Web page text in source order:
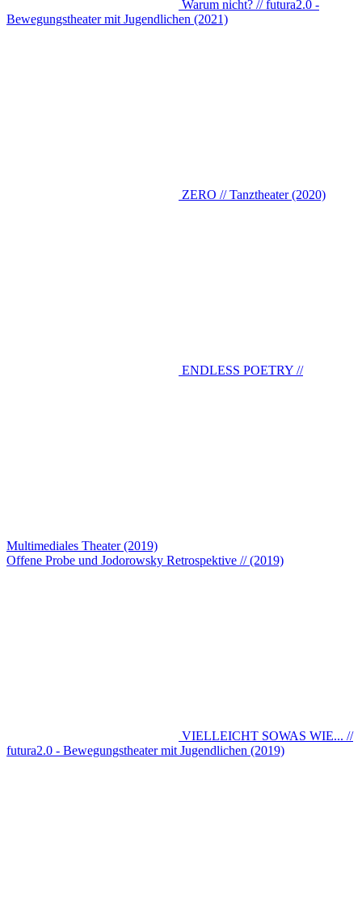
Warum nicht? // futura2.0 -
Bewegungstheater mit Jugendlichen (2021)
ZERO // Tanztheater (2020)
ENDLESS POETRY //
Multimediales Theater (2019)
Offene Probe und Jodorowsky Retrospektive // (2019)
VIELLEICHT SOWAS WIE... //
futura2.0 - Bewegungstheater mit Jugendlichen (2019)